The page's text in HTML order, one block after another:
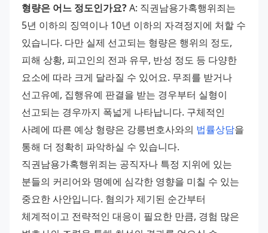
형량은 어느 정도인가요? A: 직권남용가혹행위죄는
5년 이하의 징역이나 10년 이하의 자격정지에 처할 수
있습니다. 다만 실제 선고되는 형량은 행위의 정도,
피해 상황, 피고인의 전과 유무, 반성 정도 등 다양한
요소에 따라 크게 달라질 수 있어요. 무죄를 받거나
선고유예, 집행유예 판결을 받는 경우부터 실형이
선고되는 경우까지 폭넓게 나타납니다. 구체적인
사례에 따른 예상 형량은 강릉변호사와의 법률상담을
통해 더 정확히 파악하실 수 있습니다.
직권남용가혹행위죄는 공직자나 특정 지위에 있는
분들의 커리어와 명예에 심각한 영향을 미칠 수 있는
중요한 사안입니다. 혐의가 제기된 순간부터
체계적이고 전략적인 대응이 필요한 만큼, 경험 많은